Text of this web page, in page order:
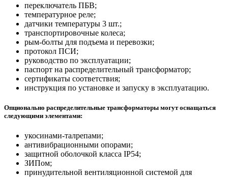
переключатель ПБВ;
температурное реле;
датчики температуры 3 шт.;
транспортировочные колеса;
рым-болты для подъема и перевозки;
протокол ПСИ;
руководство по эксплуатации;
паспорт на распределительный трансформатор;
сертификаты соответствия;
инструкция по установке и запуску в эксплуатацию.
Опционально распределительные трансформаторы могут оснащаться
следующими элементами:
укосинами-талрепами;
антивибрационными опорами;
защитной оболочкой класса IP54;
ЗИПом;
принудительной вентиляционной системой для